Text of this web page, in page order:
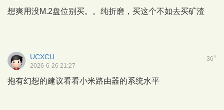
想爽用没M.2盘位别买。。纯折磨，买这个不如去买矿渣
36#
UCXCU
2026-6-26 21:27
抱有幻想的建议看看小米路由器的系统水平